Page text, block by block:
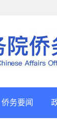
侨务要闻